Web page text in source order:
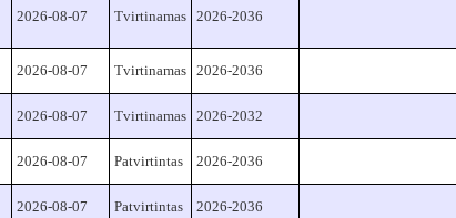
2026-08-07 Tvirtinamas 2026-2036
2026-08-07 Tvirtinamas 2026-2036
2026-08-07 Tvirtinamas 2026-2032
2026-08-07 Patvirtintas 2026-2036
2026-08-07 Patvirtintas 2026-2036